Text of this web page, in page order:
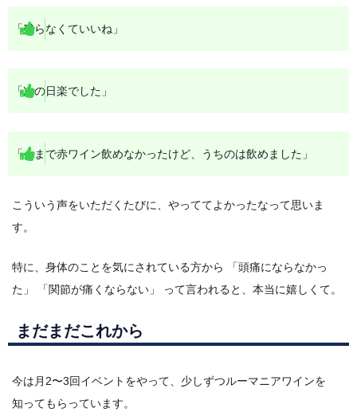
「残らなくていいね」
「次の日楽でした」
「今まで赤ワイン飲めなかったけど、うちのは飲めました」
こういう声をいただくたびに、やっててよかったなって思いま
す。
特に、身体のことを気にされている方から 「頭痛にならなかっ
た」 「関節が痛くならない」 って言われると、本当に嬉しくて。
まだまだこれから
今は月2〜3回イベントをやって、少しずつルーマニアワインを
知ってもらっています。